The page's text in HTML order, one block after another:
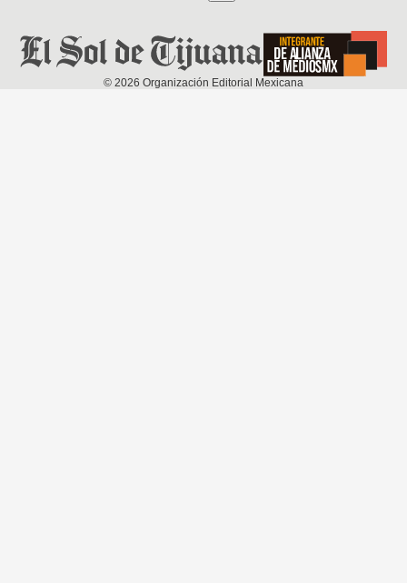
© 2026 Organización Editorial Mexicana